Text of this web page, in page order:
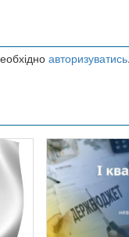
авторизуватись